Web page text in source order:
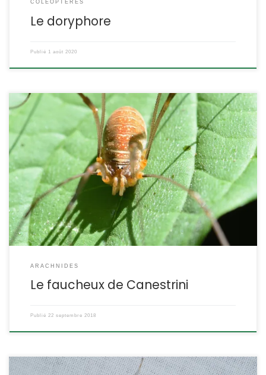
COLÉOPTÈRES
Le doryphore
Publié 1 août 2020
Cet opilion, aujourd’hui très répandu et abondant dans une
grande partie de l’Europe a réalisé une invasion récente et très
rapide de l’Europe de l’Ouest, et il est considéré comme impliqué
dans la régression des deux autres espèces du genre Opilio dans
ce périmètre. Opilio canestrinii Thorell,1876 POSITION
SYSTÉMATIQUE : Arachnide, Opiliones Famille […]
ARACHNIDES
Le faucheux de Canestrini
Publié 22 septembre 2018